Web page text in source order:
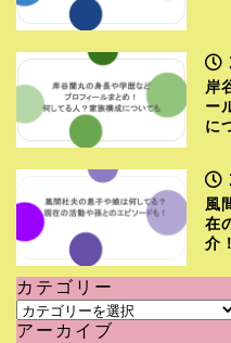
岸
ー
に
風
在
介！
カテゴリー
カ
テ
アーカイブ